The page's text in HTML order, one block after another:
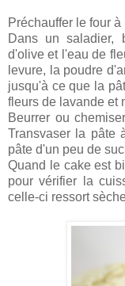
Préchauffer le four à
Dans un
d'olive et l'eau de
levure, la poudre
jusqu'à ce que la
fleurs de lavande et
Beurrer ou
Transvaser la pâte
pâte d'un peu de
Quand le cake est
pour vérifier la
celle-ci ressort